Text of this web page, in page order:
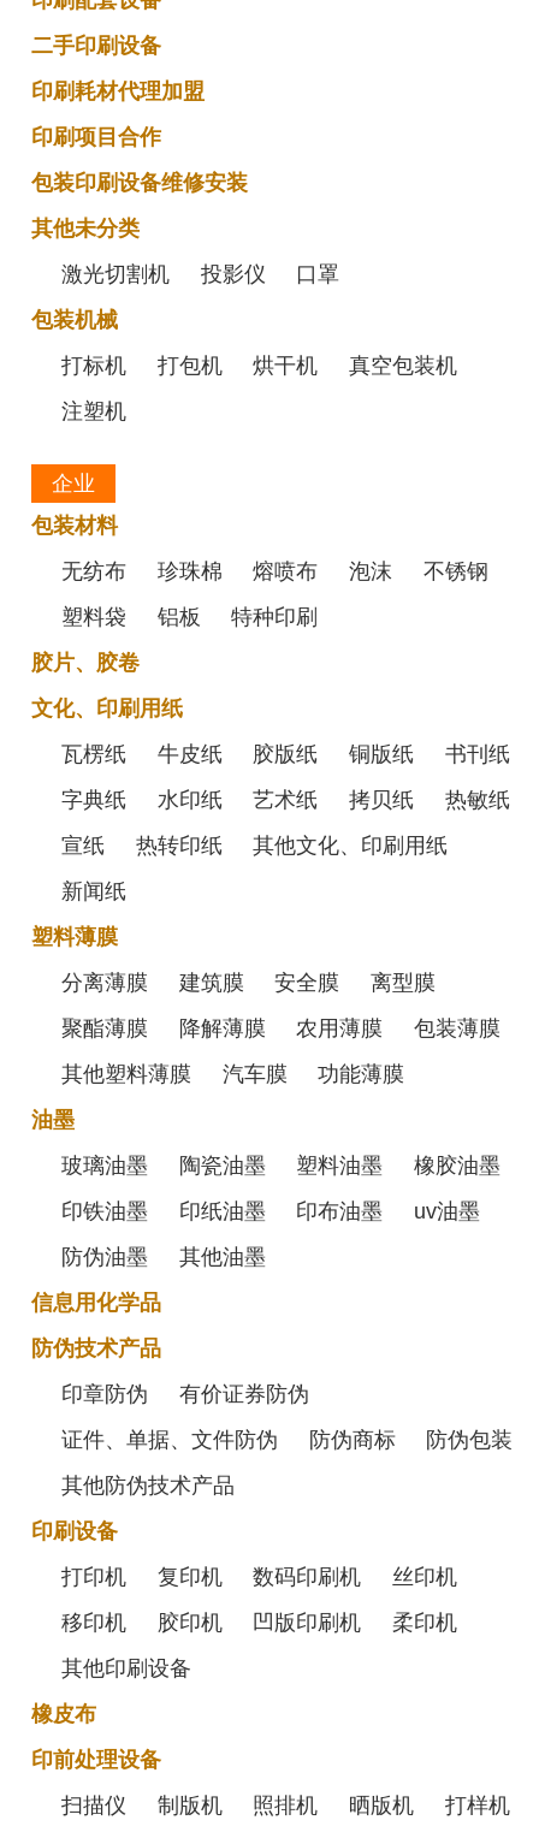
二手印刷设备
印刷耗材代理加盟
印刷项目合作
包装印刷设备维修安装
其他未分类
激光切割机
投影仪
口罩
包装机械
打标机
打包机 烘干机
真空包装机
注塑机
企业
包装材料
无纺布
珍珠棉 熔喷布 泡沫
不锈钢
塑料袋
铝板
特种印刷
胶片、胶卷
文化、印刷用纸
瓦楞纸
牛皮纸 胶版纸 铜版纸
书刊纸
字典纸
水印纸 艺术纸 拷贝纸
热敏纸
宣纸
热转印纸
其他文化、印刷用纸
新闻纸
塑料薄膜
分离薄膜
建筑膜 安全膜
离型膜
聚酯薄膜
降解薄膜 农用薄膜
包装薄膜
其他塑料薄膜
汽车膜
功能薄膜
油墨
玻璃油墨
陶瓷油墨 塑料油墨
橡胶油墨
印铁油墨
印纸油墨 印布油墨
uv油墨
防伪油墨
其他油墨
信息用化学品
防伪技术产品
印章防伪
有价证券防伪
证件、单据、文件防伪
防伪商标
防伪包装
其他防伪技术产品
印刷设备
打印机
复印机 数码印刷机
丝印机
移印机
胶印机 凹版印刷机
柔印机
其他印刷设备
橡皮布
印前处理设备
扫描仪
制版机 照排机 晒版机
打样机